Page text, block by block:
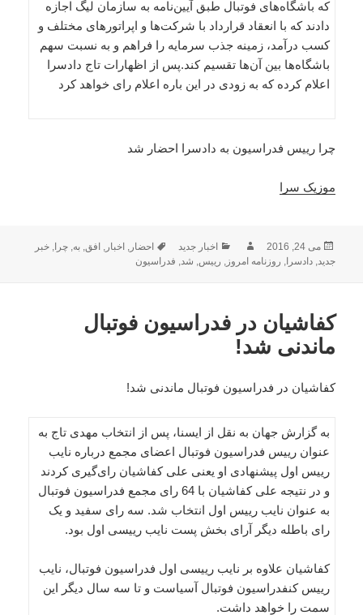
که باشگاه‌های فوتبال طبق آیین‌نامه به سازمان لیگ اجازه
دادند که با انعقاد قرارداد با شرکت‌ها و اپراتورهای مختلف و
کسب درآمد، زمینه جذب سرمایه را فراهم و به نسبت سهم
باشگاه‌ها بین آن‌ها تقسیم کند.پس از اظهارات تاج دادسرا
اعلام کرده که به زودی در این باره اعلام رای خواهد کرد
چرا رییس فدراسیون به دادسرا احضار شد
موزیک سرا
ارسال
شده
می 24, 2016 نویسندهدسته‌ها
اخبار جدید برچسب‌ها
احضار,اخبار,افق,به,چرا,خبر
جدید,دادسرا, روزنامه امروز, رییس, شد, فدراسیون
کفاشیان در فدراسیون فوتبال
ماندنی شد!
کفاشیان در فدراسیون فوتبال ماندنی شد!
به گزارش جهان به نقل از ایسنا، پس از انتخاب مهدی تاج به
عنوان رییس فدراسیون فوتبال اعضای مجمع درباره نایب
رییس اول پیشنهادی او یعنی علی کفاشیان رای‌گیری کردند
و در نتیجه علی کفاشیان با 64 رای مجمع فدراسیون فوتبال
به عنوان نایب رییس اول انتخاب شد. سه رای سفید و یک
رای باطله دیگر آرای بخش پست نایب رییسی اول بود.
کفاشیان علاوه بر نایب رییسی اول فدراسیون فوتبال، نایب
رییس کنفدراسیون فوتبال آسیاست و تا سه سال دیگر این
سمت را خواهد داشت.